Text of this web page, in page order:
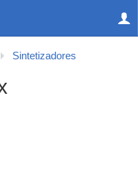
Sintetizadores